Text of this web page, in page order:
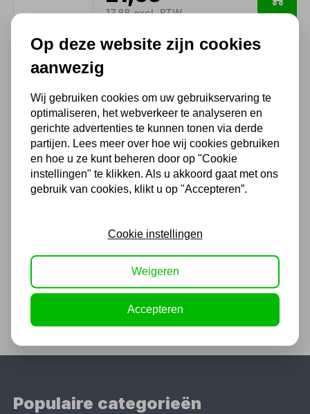
17,88 excl. BTW
27,70
22,89 excl. BTW
Mannesmann 215-delige
Doppenset - 1/4, 3/8 en 1/2
145,20
120,00 excl. BTW
Populaire categorieën
Op deze website zijn cookies
aanwezig
Wij gebruiken cookies om uw gebruikservaring te
optimaliseren, het webverkeer te analyseren en
gerichte advertenties te kunnen tonen via derde
partijen. Lees meer over hoe wij cookies gebruiken
en hoe u ze kunt beheren door op "Cookie
instellingen" te klikken. Als u akkoord gaat met ons
gebruik van cookies, klikt u op "Accepteren”.
Cookie instellingen
Weigeren
Accepteren